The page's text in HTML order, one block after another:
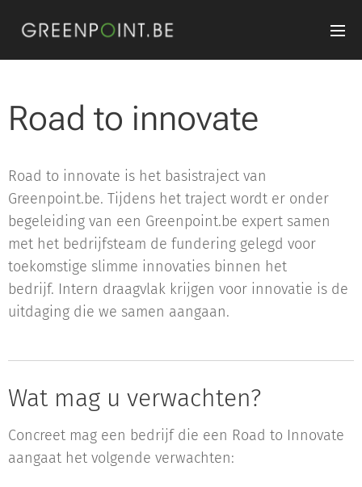
Road to innovate
Road to innovate is het basistraject van
Greenpoint.be. Tijdens het traject wordt er onder
begeleiding van een Greenpoint.be expert samen
met het bedrijfsteam de fundering gelegd voor
toekomstige slimme innovaties binnen het
bedrijf. Intern draagvlak krijgen voor innovatie is de
uitdaging die we samen aangaan.
Wat mag u verwachten?
Concreet mag een bedrijf die een Road to Innovate
aangaat het volgende verwachten: